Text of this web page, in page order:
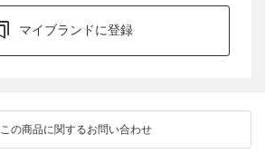
マイブランドに登録
この商品に関するお問い合わせ